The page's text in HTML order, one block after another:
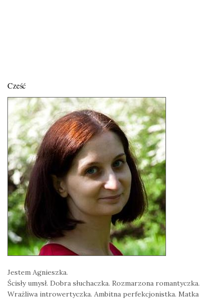
Cześć
Jestem Agnieszka.
Ścisły umysł. Dobra słuchaczka. Rozmarzona romantyczka.
Wrażliwa introwertyczka. Ambitna perfekcjonistka. Matka